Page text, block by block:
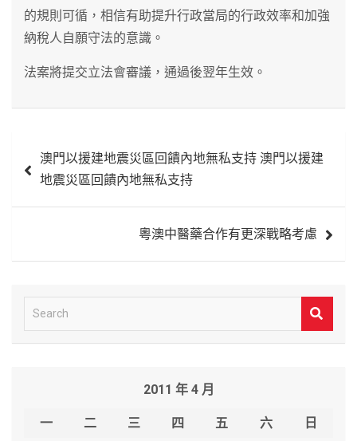
的規則可循，相信有助提升行政當局的行政效率和加強
納稅人自願守法的意識。
法案將提交立法會審議，通過後翌年生效。
章
澳門以援建地震災區回饋內地無私支持 澳門以援建
地震災區回饋內地無私支持
粵澳中醫藥合作有更深戰略考慮
e
2011 年 4 月
一 二 三 四 五 六
日